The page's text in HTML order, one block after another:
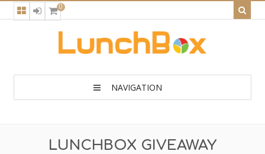
0
NAVIGATION
LUNCHBOX GIVEAWAY